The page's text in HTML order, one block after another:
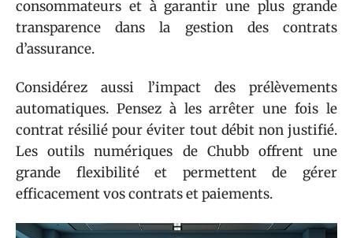
consommateurs et à garantir une plus grande
transparence dans la gestion des contrats
d’assurance.
Considérez aussi l’impact des prélèvements
automatiques. Pensez à les arrêter une fois le
contrat résilié pour éviter tout débit non justifié.
Les outils numériques de Chubb offrent une
grande flexibilité et permettent de gérer
efficacement vos contrats et paiements.